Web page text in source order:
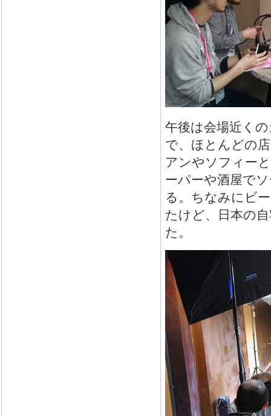
午後は会場近く
で、ほとんどの
アンやソフィー
ーパーや酒屋で
る。ちなみにビ
たけど、日本の
た。